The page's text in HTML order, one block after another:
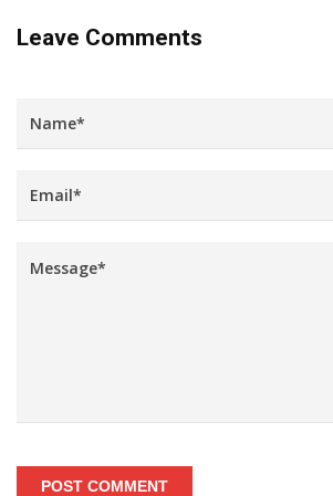
Leave Comments
POST COMMENT